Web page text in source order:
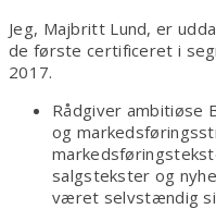
Jeg, Majbritt Lund, er
de første certificeret i
2017.
Rådgiver ambitiøse
og
salgstekster og
været selvstændig